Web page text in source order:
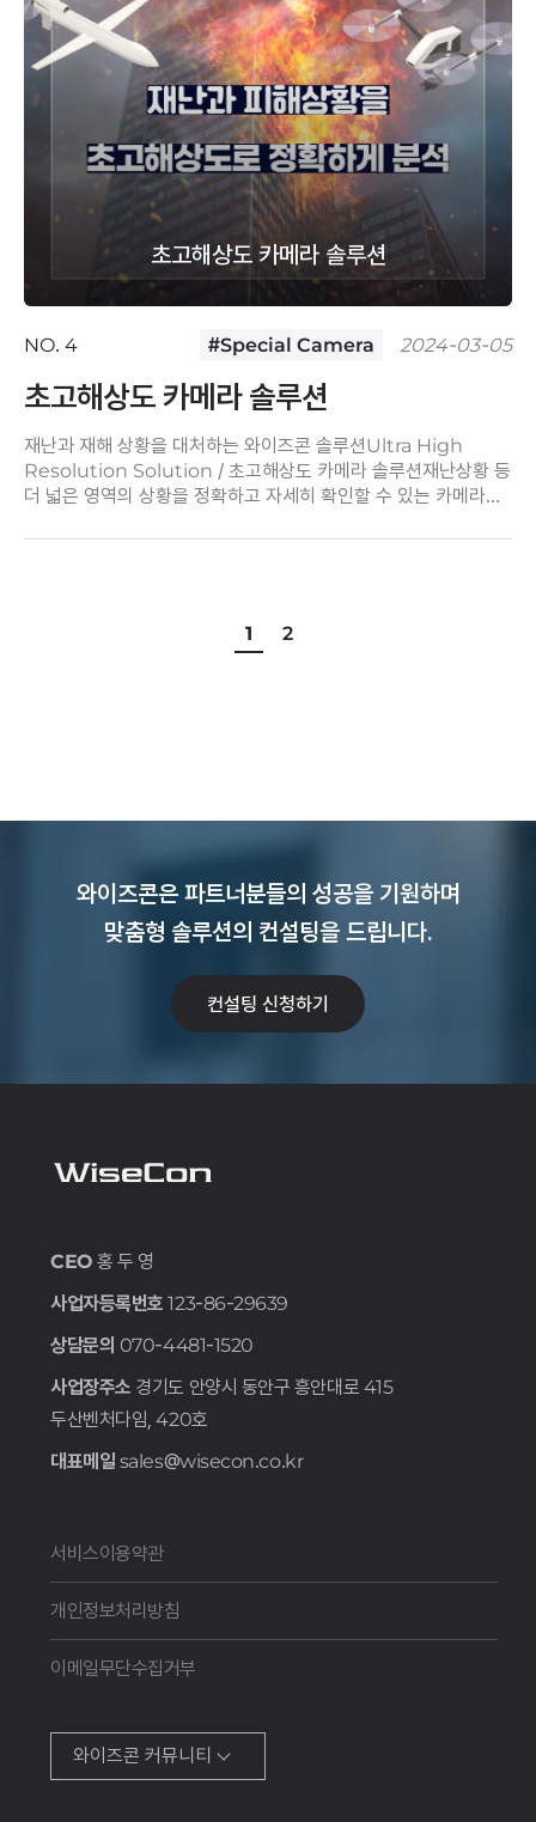
초고해상도 카메라 솔루션
NO. 4 #Special Camera 2024-03-05
초고해상도 카메라 솔루션
재난과 재해 상황을 대처하는 와이즈콘 솔루션Ultra High
Resolution Solution / 초고해상도 카메라 솔루션재난상황 등
더 넓은 영역의 상황을 정확하고 자세히 확인할 수 있는 카메라로,
1 2
와이즈콘은 파트너분들의 성공을 기원하며
맞춤형 솔루션의 컨설팅을 드립니다.
컨설팅 신청하기
CEO 홍 두 영
사업자등록번호 123-86-29639
상담문의 070-4481-1520
사업장주소 경기도 안양시 동안구 흥안대로 415
두산벤처다임, 420호
대표메일 sales@wisecon.co.kr
서비스이용약관
개인정보처리방침
이메일무단수집거부
와이즈콘 커뮤니티